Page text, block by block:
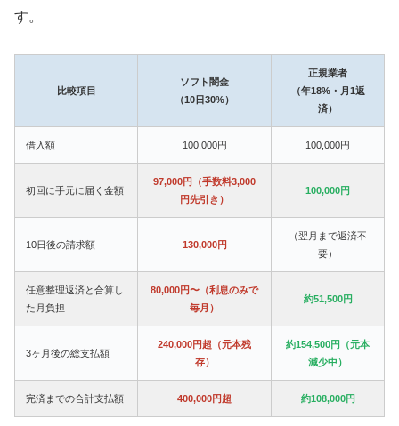
す。
比較項目
ソフト闇金
（10日30%）
正規業者
（年18%・月1返
済）
借入額 100,000円 100,000円
初回に手元に届く金額
97,000円（手数料3,000
円先引き）
100,000円
10日後の請求額 130,000円
（翌月まで返済不
要）
任意整理返済と合算し
た月負担
80,000円〜（利息のみで
毎月）
約51,500円
3ヶ月後の総支払額
240,000円超（元本残
存）
約154,500円（元本
減少中）
完済までの合計支払額 400,000円超 約108,000円